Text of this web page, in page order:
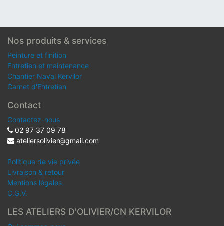
Nos produits & services
Peinture et finition
Entretien et maintenance
Chantier Naval Kervilor
Carnet d'Entretien
Contact
Contactez-nous
02 97 37 09 78
ateliersolivier@gmail.com
Politique de vie privée
Livraison & retour
Mentions légales
C.G.V.
LES ATELIERS D'OLIVIER/CN KERVILOR